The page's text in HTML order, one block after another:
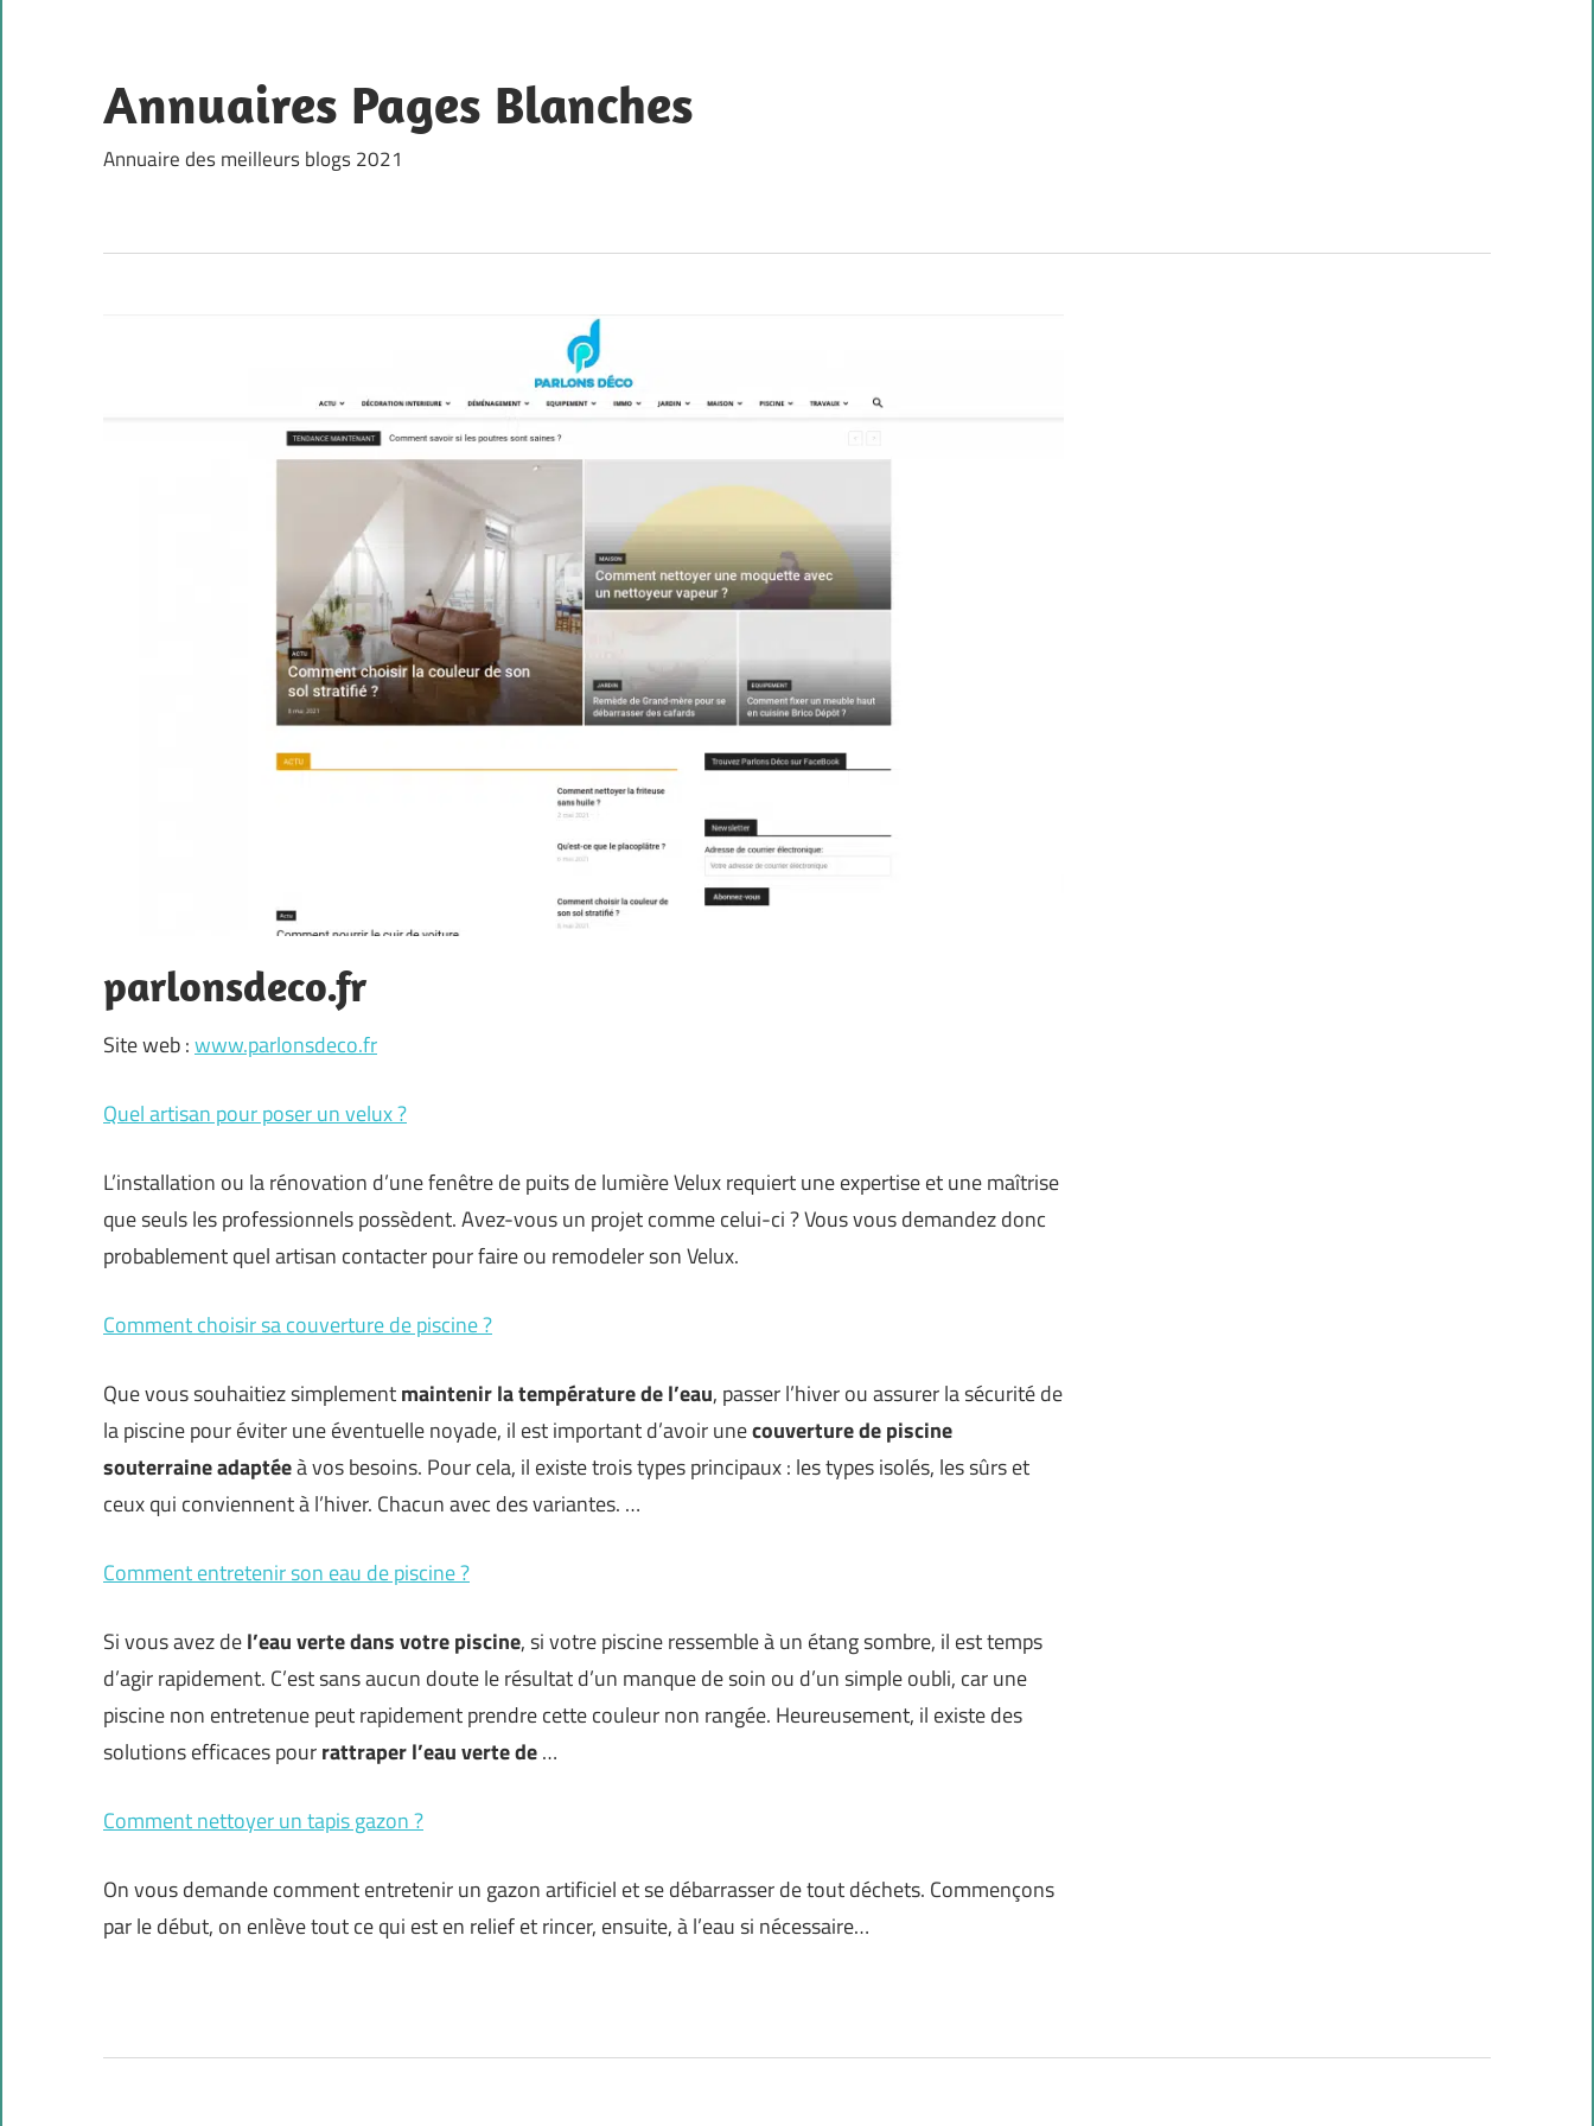
content
Annuaires Pages Blanches
Annuaire des meilleurs blogs 2021
parlonsdeco.fr
Site web :www.parlonsdeco.fr
Quel artisan pour poser un velux ?
L’installation ou la rénovation d’une fenêtre de puits de lumière Velux requiert une expertise et une maîtrise
que seuls les professionnels possèdent. Avez-vous un projet comme celui-ci ? Vous vous demandez donc
probablement quel artisan contacter pour faire ou remodeler son Velux.
Comment choisir sa couverture de piscine ?
Que vous souhaitiez simplementmaintenir la température de l’eau, passer l’hiver ou assurer la sécurité de
la piscine pour éviter une éventuelle noyade, il est important d’avoir unecouverture de piscine
souterraine adaptéeà vos besoins. Pour cela, il existe trois types principaux : les types isolés, les sûrs et
ceux qui conviennent à l’hiver. Chacun avec des variantes. …
Comment entretenir son eau de piscine ?
Si vous avez del’eau verte dans votre piscine, si votre piscine ressemble à un étang sombre, il est temps
d’agir rapidement. C’est sans aucun doute le résultat d’un manque de soin ou d’un simple oubli, car une
piscine non entretenue peut rapidement prendre cette couleur non rangée. Heureusement, il existe des
solutions efficaces pourrattraper l’eau verte de…
Comment nettoyer un tapis gazon ?
On vous demande comment entretenir un gazon artificiel et se débarrasser de tout déchets. Commençons
par le début, on enlève tout ce qui est en relief et rincer, ensuite, à l’eau si nécessaire…